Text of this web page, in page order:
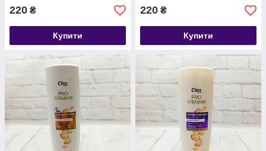
220 ₴
Купити
220 ₴
Купити